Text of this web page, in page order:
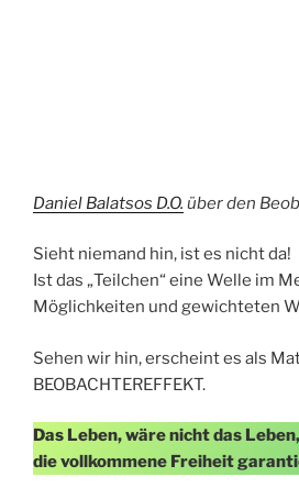
Daniel Balatsos D.O. über den
Sieht niemand hin, ist es nicht da!
Ist das „Teilchen“ eine Welle im
Möglichkeiten und gewichteten
Sehen wir hin, erscheint es als
BEOBACHTEREFFEKT.
Das Leben, wäre nicht das
die vollkommene Freiheit